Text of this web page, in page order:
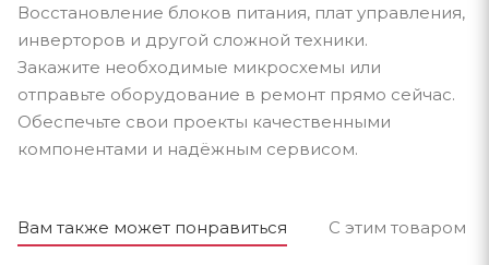
Восстановление блоков питания, плат управления,
инверторов и другой сложной техники.
Закажите необходимые микросхемы или
отправьте оборудование в ремонт прямо сейчас.
Обеспечьте свои проекты качественными
компонентами и надёжным сервисом.
Вам также может понравиться С этим товаром